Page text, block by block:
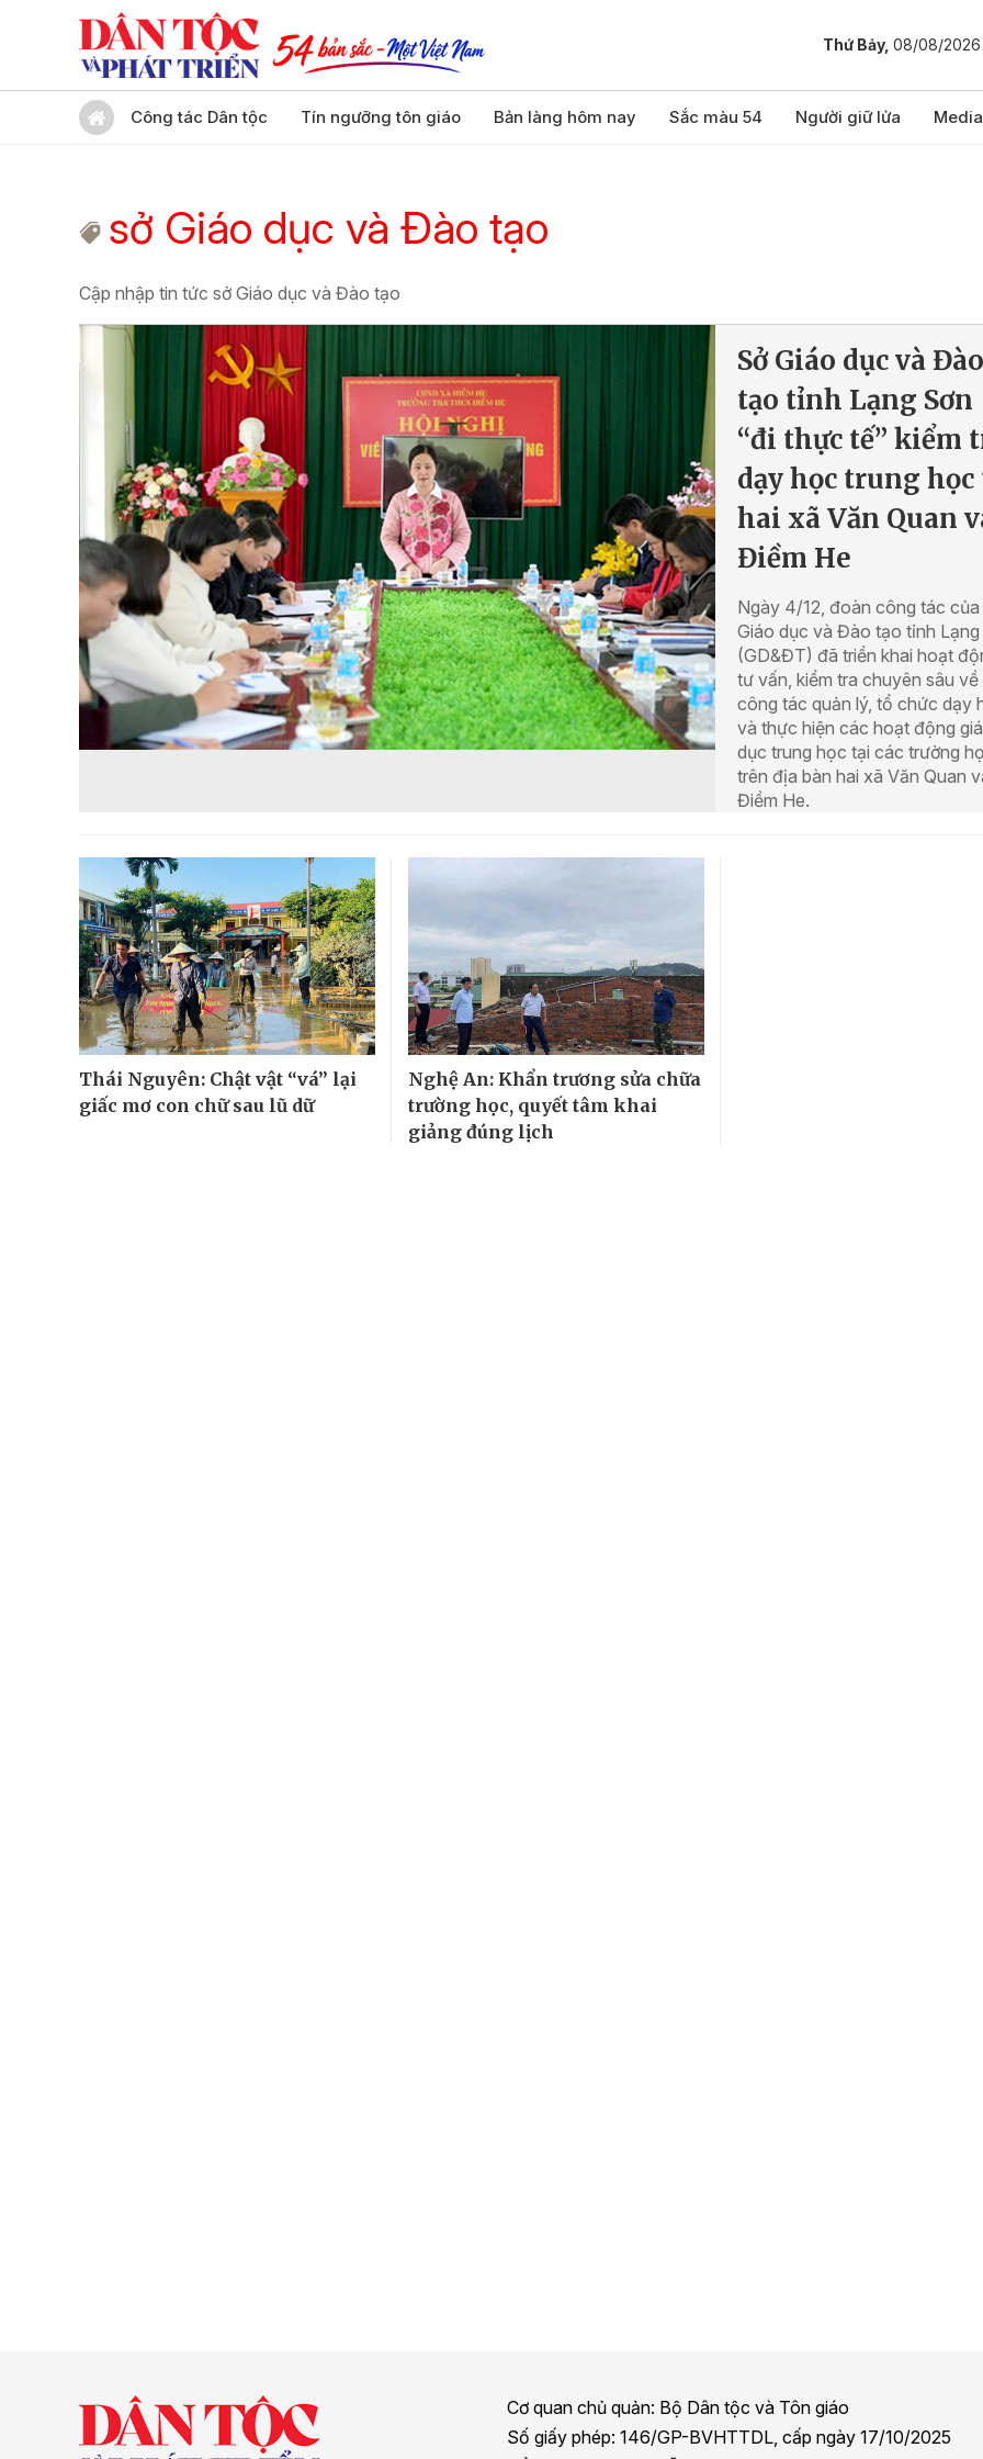
Thứ Bảy, 08/08/2026
Công tác Dân tộc Tín ngưỡng tôn giáo Bản làng hôm nay Sắc màu 54 Người giữ lửa Media
sở Giáo dục và Đào tạo
Cập nhập tin tức sở Giáo dục và Đào tạo
Sở Giáo dục và Đào
tạo tỉnh Lạng Sơn
“đi thực tế” kiểm
dạy học trung học
hai xã Văn Quan
Điềm He
Ngày 4/12, đoàn công tác của
Giáo dục và Đào tạo tỉnh Lạng
(GD&ĐT) đã triển khai hoạt
tư vấn, kiểm tra chuyên sâu về
công tác quản lý, tổ chức dạy
và thực hiện các hoạt động
dục trung học tại các trường
trên địa bàn hai xã Văn Quan
Điềm He.
Thái Nguyên: Chật vật “vá” lại
giấc mơ con chữ sau lũ dữ
Nghệ An: Khẩn trương sửa chữa
trường học, quyết tâm khai
giảng đúng lịch
Cơ quan chủ quản: Bộ Dân tộc và Tôn giáo
Số giấy phép: 146/GP-BVHTTDL, cấp ngày 17/10/2025